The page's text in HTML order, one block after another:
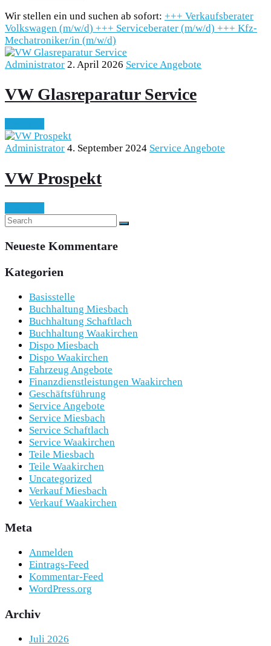
Wir stellen ein und suchen ab sofort: +++ Verkaufsberater
Volkswagen (m/w/d) +++ Serviceberater (m/w/d) +++ Kfz-
Mechatroniker/in (m/w/d)
Administrator 2. April 2026 Service Angebote
VW Glasreparatur Service
Administrator 4. September 2024 Service Angebote
VW Prospekt
Neueste Kommentare
Kategorien
Basisstelle
Buchhaltung Miesbach
Buchhaltung Schaftlach
Buchhaltung Waakirchen
Dispo Miesbach
Dispo Waakirchen
Fahrzeug Angebote
Finanzdienstleistungen Waakirchen
Geschäftsführung
Service Angebote
Service Miesbach
Service Schaftlach
Service Waakirchen
Teile Miesbach
Teile Waakirchen
Uncategorized
Verkauf Miesbach
Verkauf Waakirchen
Meta
Anmelden
Eintrags-Feed
Kommentar-Feed
WordPress.org
Archiv
Juli 2026